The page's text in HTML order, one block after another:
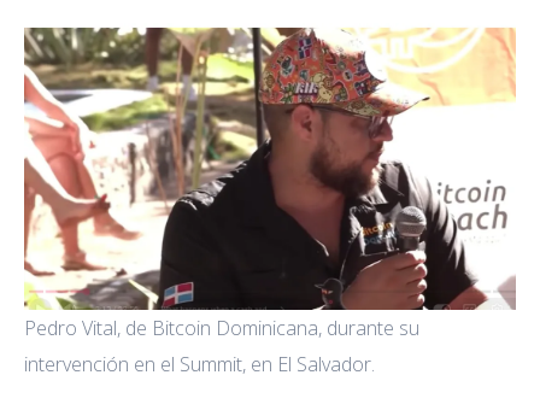
Pedro Vital, de Bitcoin Dominicana, durante su
intervención en el Summit, en El Salvador.